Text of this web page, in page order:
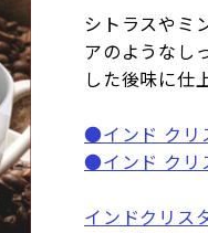
シトラスやミ
アのようなし
した後味に仕
●インド クリ
●インド クリ
インドクリス